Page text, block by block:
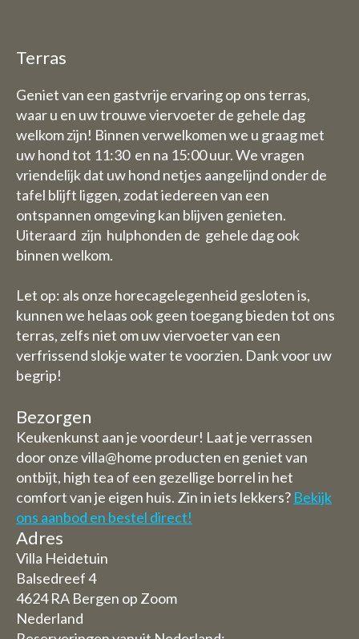
Terras
Geniet van een gastvrije ervaring op ons terras,
waar u en uw trouwe viervoeter de gehele dag
welkom zijn! Binnen verwelkomen we u graag met
uw hond tot 11:30 en na 15:00 uur. We vragen
vriendelijk dat uw hond netjes aangelijnd onder de
tafel blijft liggen, zodat iedereen van een
ontspannen omgeving kan blijven genieten.
Uiteraard zijn hulphonden de gehele dag ook
binnen welkom.
Let op: als onze horecagelegenheid gesloten is,
kunnen we helaas ook geen toegang bieden tot ons
terras, zelfs niet om uw viervoeter van een
verfrissend slokje water te voorzien. Dank voor uw
begrip!
Bezorgen
Keukenkunst aan je voordeur! Laat je verrassen
door onze villa@home producten en geniet van
ontbijt, high tea of een gezellige borrel in het
comfort van je eigen huis. Zin in iets lekkers? Bekijk
ons aanbod en bestel direct!
Adres
Villa Heidetuin
Balsedreef 4
4624 RA Bergen op Zoom
Nederland
met 9 augustus zijn wij geheel
overnachtingen)
B&B:
De week van 3 Augustus tot en
met 9 augustus zijn wij ook
gesloten voor overnachtingen